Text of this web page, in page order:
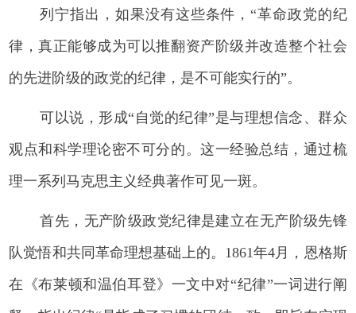
列宁指出，如果没有这些条件，“革命政党的纪
律，真正能够成为可以推翻资产阶级并改造整个社会
的先进阶级的政党的纪律，是不可能实行的”。
可以说，形成“自觉的纪律”是与理想信念、群众
观点和科学理论密不可分的。这一经验总结，通过梳
理一系列马克思主义经典著作可见一斑。
首先，无产阶级政党纪律是建立在无产阶级先锋
队觉悟和共同革命理想基础上的。1861年4月，恩格斯
在《布莱顿和温伯耳登》一文中对“纪律”一词进行阐